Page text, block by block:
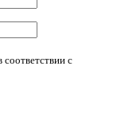
с